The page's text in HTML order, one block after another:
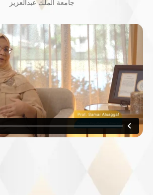
جامعة الملك عبدالعزيز